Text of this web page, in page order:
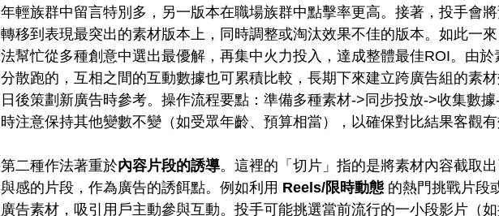
年輕族群中留言特別多，另一版本在職場族群中點擊率更高。接著，投手會
轉移到表現最突出的素材版本上，同時調整或淘汰效果不佳的版本。如此一
法幫忙從多種創意中選出最優解，再集中火力投入，達成整體最佳ROI。由於
分散跑的，互相之間的互動數據也可累積比較，長期下來建立跨廣告組的素
日後策劃新廣告時參考。操作流程要點：準備多種素材->同步投放->收集數
時注意保持其他變數不變（如受眾年齡、預算相當），以確保對比結果客觀有
第二種作法著重於內容片段的誘導。這裡的「切片」指的是將素材內容截取
與感的片段，作為廣告的誘餌點。例如利用 Reels/限時動態 的熱門挑戰片段
廣告素材，吸引用戶主動參與互動。投手可能挑選當前流行的一小段影片（